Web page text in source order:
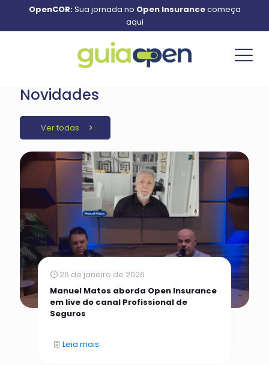
OpenCOR:Sua jornada no Open Insurancecomeça
aqui
Novidades
Ver todas
26 de janeiro de 2026
Manuel Matos aborda Open Insurance
em live do canal Profissional de
Seguros
Leia mais